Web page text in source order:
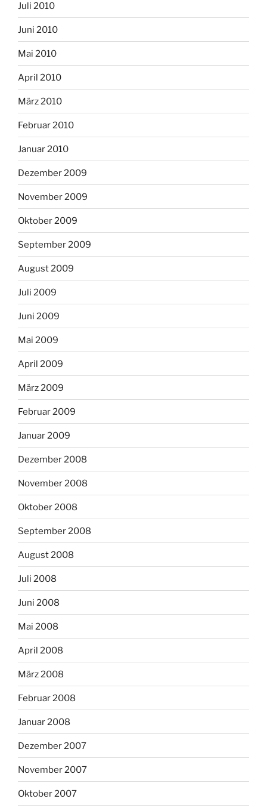
Juli 2010
Juni 2010
Mai 2010
April 2010
März 2010
Februar 2010
Januar 2010
Dezember 2009
November 2009
Oktober 2009
September 2009
August 2009
Juli 2009
Juni 2009
Mai 2009
April 2009
März 2009
Februar 2009
Januar 2009
Dezember 2008
November 2008
Oktober 2008
September 2008
August 2008
Juli 2008
Juni 2008
Mai 2008
April 2008
März 2008
Februar 2008
Januar 2008
Dezember 2007
November 2007
Oktober 2007